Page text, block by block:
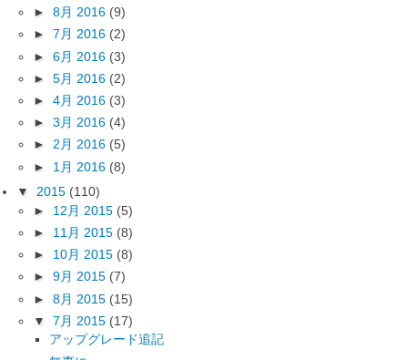
► 8月 2016 (9)
► 7月 2016 (2)
► 6月 2016 (3)
► 5月 2016 (2)
► 4月 2016 (3)
► 3月 2016 (4)
► 2月 2016 (5)
► 1月 2016 (8)
▼ 2015 (110)
► 12月 2015 (5)
► 11月 2015 (8)
► 10月 2015 (8)
► 9月 2015 (7)
► 8月 2015 (15)
▼ 7月 2015 (17)
アップグレード追記